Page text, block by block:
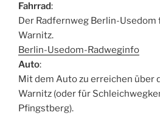
Fahrrad:
Der Radfernweg Berlin-
Warnitz.
Berlin-Usedom-Radweginfo
Auto:
Mit dem Auto zu erreichen über
Warnitz (oder für
Pfingstberg).